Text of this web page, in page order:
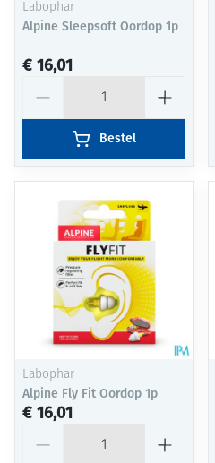
Labophar
Alpine Sleepsoft Oordop 1p
€ 16,01
Bestel
Labophar
Alpine Fly Fit Oordop 1p
€ 16,01